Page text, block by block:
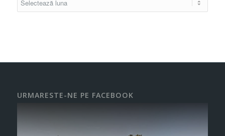
URMARESTE-NE PE FACEBOOK